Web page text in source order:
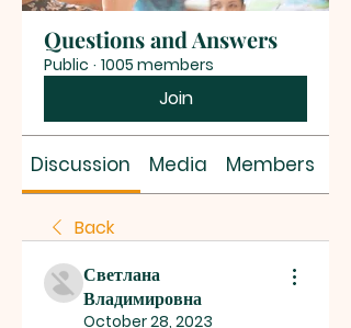
Questions and Answers
Public · 1005 members
Join
Discussion Media Members
Back
Светлана
Владимировна
October 28, 2023